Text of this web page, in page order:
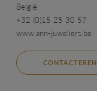
België
+32 (0)15 25 30 57
www.ann-juweliers.be
CONTACTEREN